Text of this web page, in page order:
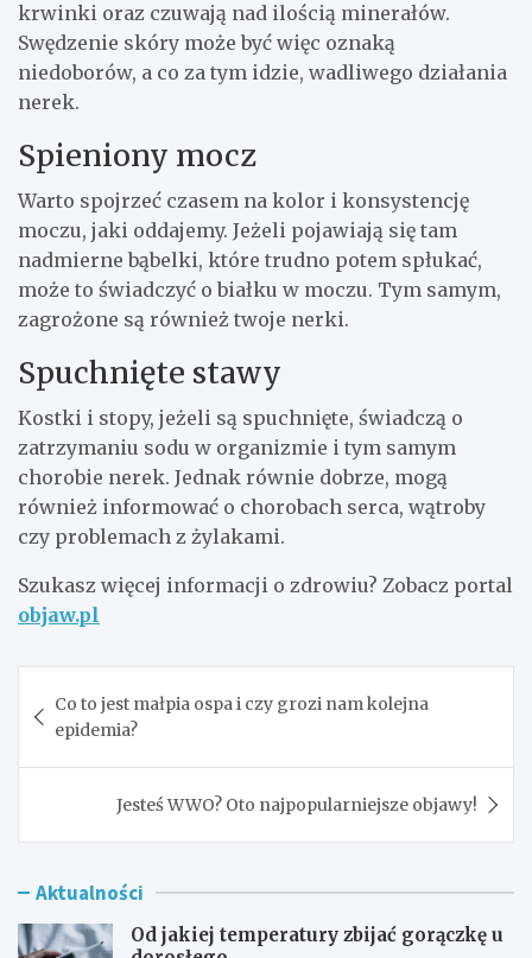
krwinki oraz czuwają nad ilością minerałów.
Swędzenie skóry może być więc oznaką
niedoborów, a co za tym idzie, wadliwego działania
nerek.
Spieniony mocz
Warto spojrzeć czasem na kolor i konsystencję
moczu, jaki oddajemy. Jeżeli pojawiają się tam
nadmierne bąbelki, które trudno potem spłukać,
może to świadczyć o białku w moczu. Tym samym,
zagrożone są również twoje nerki.
Spuchnięte stawy
Kostki i stopy, jeżeli są spuchnięte, świadczą o
zatrzymaniu sodu w organizmie i tym samym
chorobie nerek. Jednak równie dobrze, mogą
również informować o chorobach serca, wątroby
czy problemach z żylakami.
Szukasz więcej informacji o zdrowiu? Zobacz portal
objaw.pl
wpisu
Co to jest małpia ospa i czy grozi nam kolejna
epidemia?
Jesteś WWO? Oto najpopularniejsze objawy!
Aktualności
Od jakiej temperatury zbijać gorączkę u